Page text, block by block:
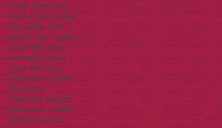
Pesan Paper Bag
Online Pesan paper
bag online lebih
praktis dan mudah.
Anda tidak perlu
khawatir, karena
kami melayani
pemesanan online
ke seluruh
Indonesia dengan
pelayanan terbaik
dan terpercaya.